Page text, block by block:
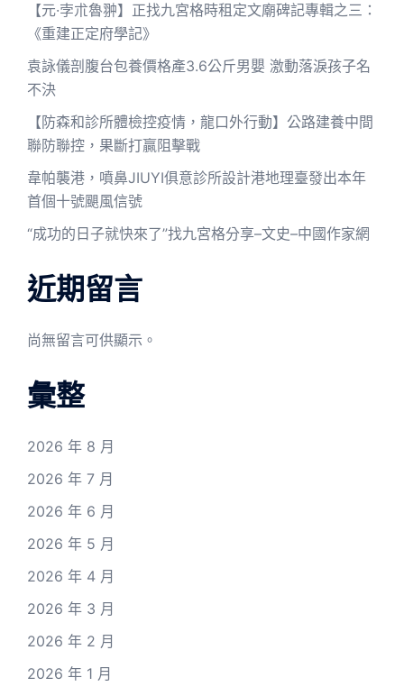
【元·孛朮魯翀】正找九宮格時租定文廟碑記專輯之三：
《重建正定府學記》
袁詠儀剖腹台包養價格產3.6公斤男嬰 激動落淚孩子名
不決
【防森和診所體檢控疫情，龍口外行動】公路建養中間
聯防聯控，果斷打贏阻擊戰
韋帕襲港，噴鼻JIUYI俱意診所設計港地理臺發出本年
首個十號颶風信號
“成功的日子就快來了”找九宮格分享–文史–中國作家網
近期留言
尚無留言可供顯示。
彙整
2026 年 8 月
2026 年 7 月
2026 年 6 月
2026 年 5 月
2026 年 4 月
2026 年 3 月
2026 年 2 月
2026 年 1 月